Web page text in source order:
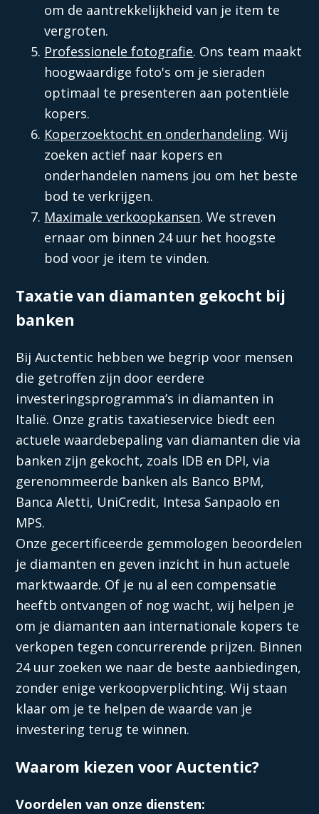
om de aantrekkelijkheid van je item te
vergroten.
Professionele fotografie. Ons team maakt
hoogwaardige foto's om je sieraden
optimaal te presenteren aan potentiële
kopers.
Koperzoektocht en onderhandeling. Wij
zoeken actief naar kopers en
onderhandelen namens jou om het beste
bod te verkrijgen.
Maximale verkoopkansen. We streven
ernaar om binnen 24 uur het hoogste
bod voor je item te vinden.
Taxatie van diamanten gekocht bij
banken
Bij Auctentic hebben we begrip voor mensen
die getroffen zijn door eerdere
investeringsprogramma’s in diamanten in
Italië. Onze gratis taxatieservice biedt een
actuele waardebepaling van diamanten die via
banken zijn gekocht, zoals IDB en DPI, via
gerenommeerde banken als Banco BPM,
Banca Aletti, UniCredit, Intesa Sanpaolo en
MPS.
Onze gecertificeerde gemmologen beoordelen
je diamanten en geven inzicht in hun actuele
marktwaarde. Of je nu al een compensatie
heeftb ontvangen of nog wacht, wij helpen je
om je diamanten aan internationale kopers te
verkopen tegen concurrerende prijzen. Binnen
24 uur zoeken we naar de beste aanbiedingen,
zonder enige verkoopverplichting. Wij staan
klaar om je te helpen de waarde van je
investering terug te winnen.
Waarom kiezen voor Auctentic?
Voordelen van onze diensten: